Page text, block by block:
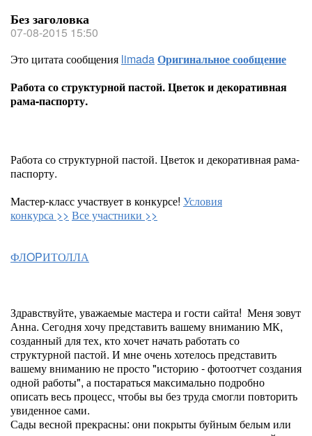
Без заголовка
07-08-2015 15:50
Это цитата сообщения limadaОригинальное сообщение
Работа со структурной пастой. Цветок и декоративная
рама-паспорту.
Работа со структурной пастой. Цветок и декоративная рама-
паспорту.
Мастер-класс участвует в конкурсе! Условия
конкурса >> Все участники >>
ФЛOPИТОЛЛА
Здравствуйте, уважаемые мастера и гости сайта! Меня зовут
Анна. Сегодня хочу представить вашему вниманию МК,
созданный для тех, кто хочет начать работать со
структурной пастой. И мне очень хотелось представить
вашему вниманию не просто "историю - фотоотчет создания
одной работы", а постараться максимально подробно
описать весь процесс, чтобы вы без труда смогли повторить
увиденное сами.
Сады весной прекрасны: они покрыты буйным белым или